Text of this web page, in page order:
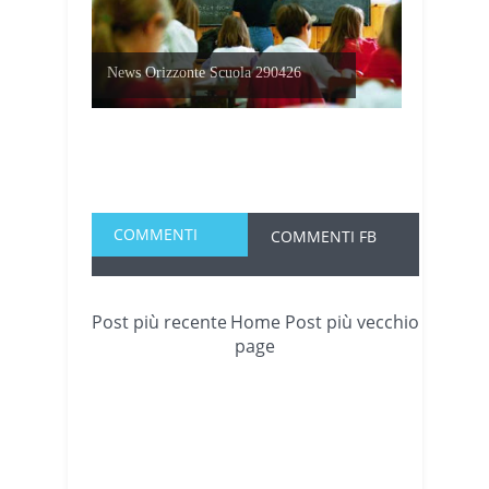
News Orizzonte Scuola 290426
COMMENTI COMMENTI FB
Post più recente Post più vecchio
Home
page